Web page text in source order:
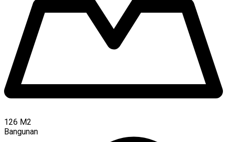
126 M2
Bangunan